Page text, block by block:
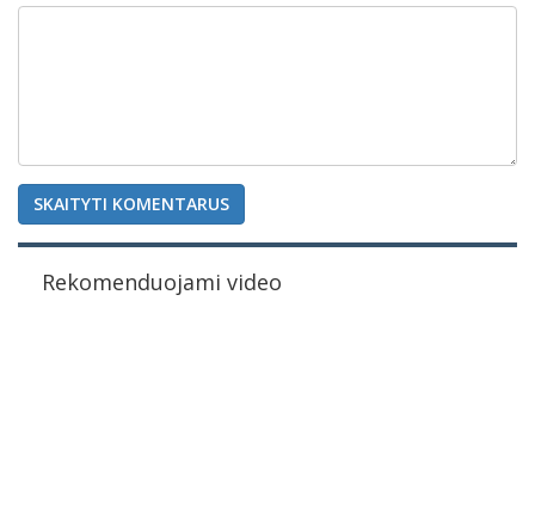
SKAITYTI KOMENTARUS
Rekomenduojami video